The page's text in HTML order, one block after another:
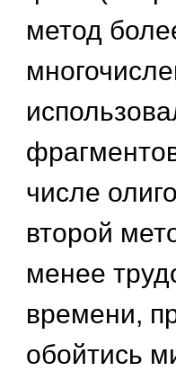
метод
числе
второй
менее
времени,
обойтись